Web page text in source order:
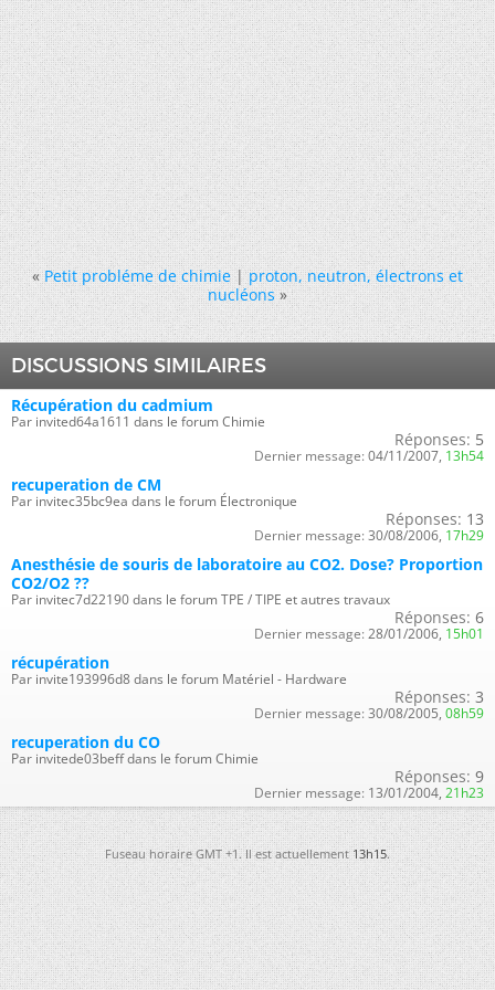
« Petit probléme de chimie|proton, neutron, électrons et
nucléons »
DISCUSSIONS SIMILAIRES
Récupération du cadmium
Par invited64a1611 dans le forum Chimie
Réponses: 5
Dernier message: 04/11/2007, 13h54
recuperation de CM
Par invitec35bc9ea dans le forum Électronique
Réponses: 13
Dernier message: 30/08/2006, 17h29
Anesthésie de souris de laboratoire au CO2. Dose? Proportion
CO2/O2 ??
Par invitec7d22190 dans le forum TPE / TIPE et autres travaux
Réponses: 6
Dernier message: 28/01/2006, 15h01
récupération
Par invite193996d8 dans le forum Matériel - Hardware
Réponses: 3
Dernier message: 30/08/2005, 08h59
recuperation du CO
Par invitede03beff dans le forum Chimie
Réponses: 9
Dernier message: 13/01/2004, 21h23
Fuseau horaire GMT +1. Il est actuellement 13h15.